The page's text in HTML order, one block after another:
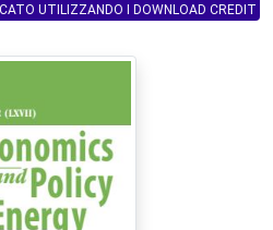
UTILIZZANDO I DOWNLOAD CREDIT